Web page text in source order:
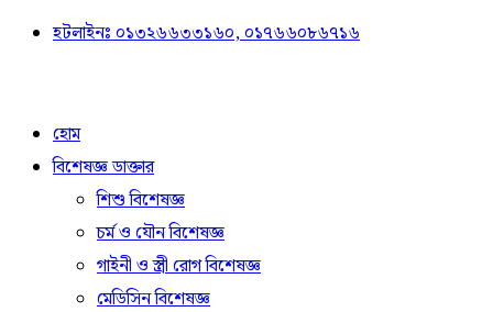
হটলাইনঃ ০১৩২৬৬৩৩১৬০, ০১৭৬৬০৮৬৭১৬
হোম
বিশেষজ্ঞ ডাক্তার
শিশু বিশেষজ্ঞ
চর্ম ও যৌন বিশেষজ্ঞ
গাইনী ও স্ত্রী রোগ বিশেষজ্ঞ
মেডিসিন বিশেষজ্ঞ